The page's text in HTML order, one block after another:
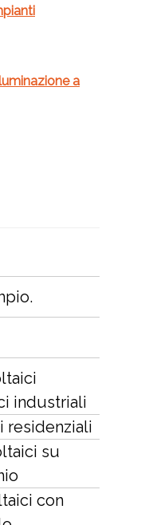
a
industriali
residenziali
su
con